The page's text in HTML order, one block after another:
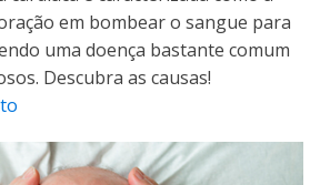
em bombear o sangue para
uma doença bastante comum
Descubra as causas!